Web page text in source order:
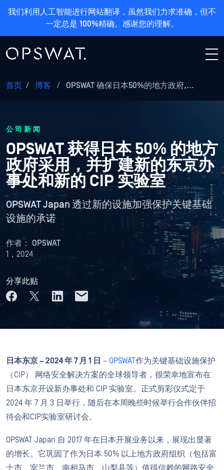
我们利用人工智能进行网站翻译，虽然我们力求准确，但不
一定总是 100%精确。感谢您的理解。
首页 / 博客 / OPSWAT 确保日本50%的地方政府,...
公司新闻
OPSWAT 获得日本 50% 的地方
政府采用，并扩建新的东京办
事处和新的 CIP 实验室
OPSWAT Japan 透过新的设施加强保护关键基础
设施的承诺
作者： OPSWAT
1，2024
分享此贴
日本东京 – 2024 年 7 月 1 日 – OPSWAT作为关键基础设施保护
（CIP） 网络安全解决方案的全球领导者，很荣幸地宣布在
日本东京开设新办事处和 CIP 实验室。正式剪彩仪式定于
2024 年 7 月 3 日举行，随后在本周晚些时候举行合作伙伴招
待会和CIP实验室研讨会。
OPSWAT Japan 自 2017 年在日本开展业务以来，展现出显著
的增长。它巩固了作为日本 50% 以上地方政府组织（包括富
士市、室兰市、南相马市、山梨县等）值得信赖的网路安全